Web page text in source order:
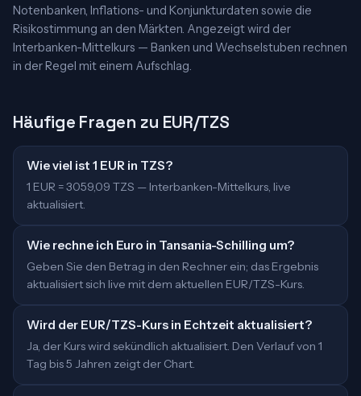
Notenbanken, Inflations- und Konjunkturdaten sowie die
Risikostimmung an den Märkten. Angezeigt wird der
Interbanken-Mittelkurs — Banken und Wechselstuben rechnen
in der Regel mit einem Aufschlag.
Häufige Fragen zu EUR/TZS
Wie viel ist 1 EUR in TZS?
1 EUR = 3059,09 TZS — Interbanken-Mittelkurs, live
aktualisiert.
Wie rechne ich Euro in Tansania-Schilling um?
Geben Sie den Betrag in den Rechner ein; das Ergebnis
aktualisiert sich live mit dem aktuellen EUR/TZS-Kurs.
Wird der EUR/TZS-Kurs in Echtzeit aktualisiert?
Ja, der Kurs wird sekündlich aktualisiert. Den Verlauf von 1
Tag bis 5 Jahren zeigt der Chart.